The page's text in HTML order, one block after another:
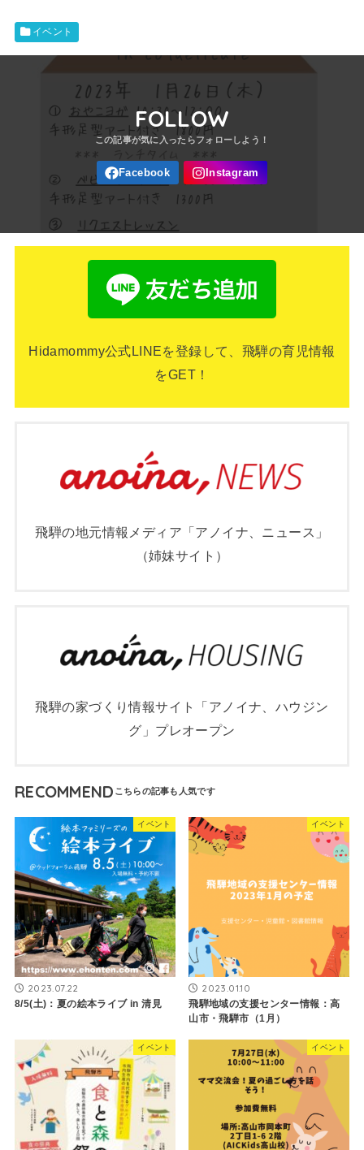
イベント
FOLLOW
Hidamommy公式LINEを登録して、飛騨の育児情報
をGET！
飛騨の地元情報メディア「アノイナ、ニュース」
（姉妹サイト）
飛騨の家づくり情報サイト「アノイナ、ハウジン
グ」プレオープン
RECOMMEND
イベント
2023.07.22
8/5(土)：夏の絵本ライブ in 清見
イベント
2023.01.10
飛騨地域の支援センター情報：高
山市・飛騨市（1月）
イベント イベント